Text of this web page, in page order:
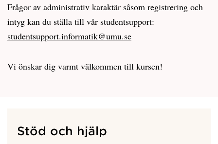
Frågor av administrativ karaktär såsom registrering och
intyg kan du ställa till vår studentsupport:
studentsupport.informatik@umu.se
Vi önskar dig varmt välkommen till kursen!
Stöd och hjälp